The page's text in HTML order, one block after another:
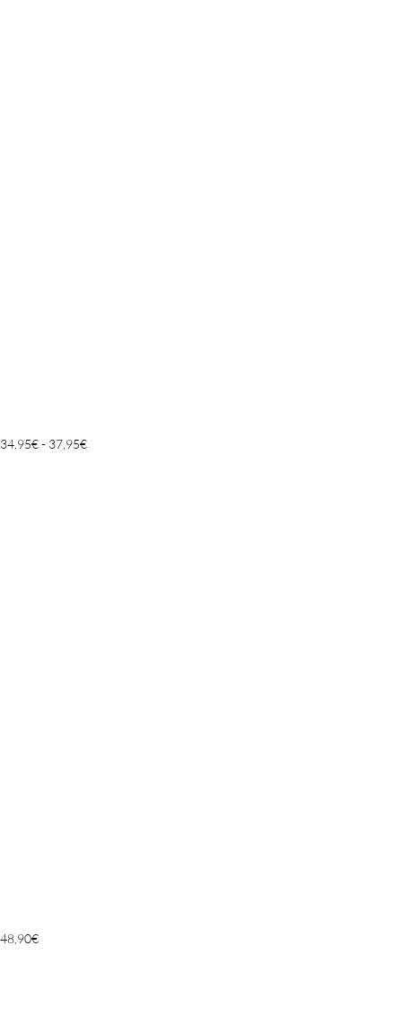
34,95€- 37,95€Rango
48,90€